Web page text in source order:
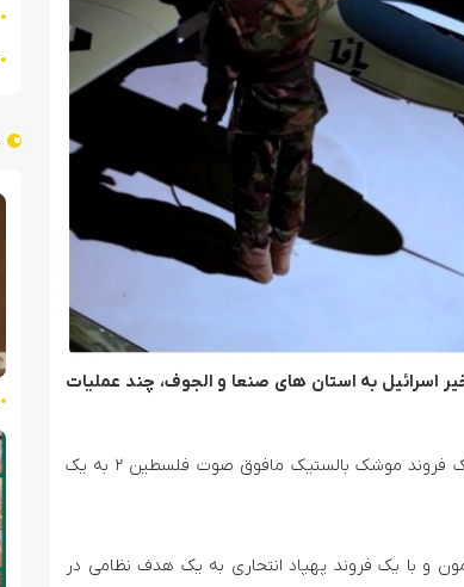
اسرائیل به استان های صنعا و الجوف، چند عملیات
طبق بیانیه سرتیپ یحیی سریع، نیروی موشکی نیروهای مسلح یمن با پرتاب یک فروند موشک بالستیک مافوق صوت فلسطین ۲ به یک
و با یک فروند پهپاد انتحاری به یک هدف نظامی در